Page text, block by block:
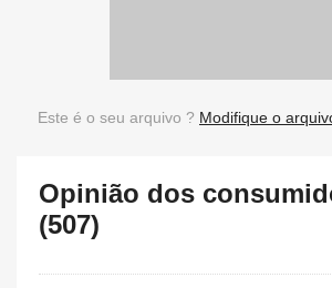
Este é o seu arquivo ? Modifique o
Opinião dos
(507)